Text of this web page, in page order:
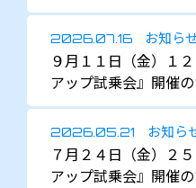
2026.07.16 お知ら
９月１１日（金）１
アップ試乗会』開催
2026.05.21 お知ら
７月２４日（金）２
アップ試乗会』開催